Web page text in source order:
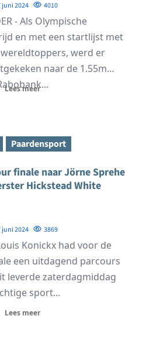
juni 2024 4010
- Als Olympische
en met een startlijst met
werd er
naar de 1.55m
Lees meer
Paardensport
finale naar Jörne Sprehe
Hickstead White
juni 2024 3869
Konickx had voor de
een uitdagend parcours
leverde zaterdagmiddag
sport...
Lees meer